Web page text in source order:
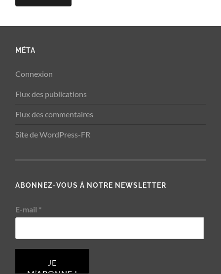
MÉTA
Connexion
Flux des publications
Flux des commentaires
Site de WordPress-FR
ABONNEZ-VOUS À NOTRE NEWSLETTER
E-mail *